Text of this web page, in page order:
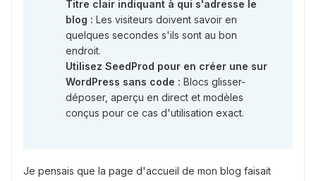
Titre clair indiquant à qui s'adresse le
blog : Les visiteurs doivent savoir en
quelques secondes s'ils sont au bon
endroit.
Utilisez SeedProd pour en créer une sur
WordPress sans code : Blocs glisser-
déposer, aperçu en direct et modèles
conçus pour ce cas d'utilisation exact.
Je pensais que la page d'accueil de mon blog faisait